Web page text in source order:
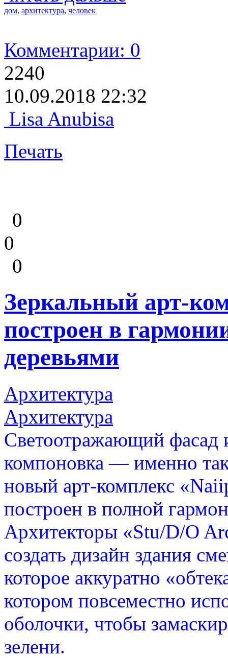
дом, архитектура, человек
Комментарии: 0
2240
10.09.2018 22:32
Lisa Anubisa
Печать
0
0
0
Зеркальный арт-
построен в
деревьями
Архитектура
Архитектура
Светоотражающий фасад
компоновка — именно
новый арт-комплекс
построен в полной
Архитекторы «Stu/D/O
создать дизайн здания
которое аккуратно
котором повсеместно
оболочки, чтобы
зелени.